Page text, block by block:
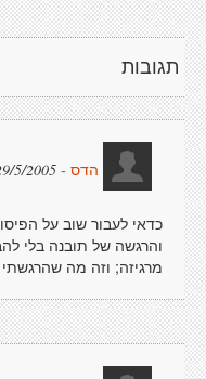
תגובות
הדס - 5/2005 23:22:56
כדאי לעבור שוב על
והרגשה של תובנה בלי
מרגיזה; וזה מה